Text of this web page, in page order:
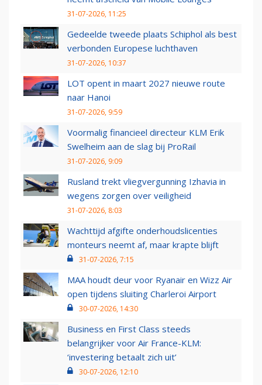
31-07-2026, 11:25
Gedeelde tweede plaats Schiphol als best
verbonden Europese luchthaven
31-07-2026, 10:37
LOT opent in maart 2027 nieuwe route
naar Hanoi
31-07-2026, 9:59
Voormalig financieel directeur KLM Erik
Swelheim aan de slag bij ProRail
31-07-2026, 9:09
Rusland trekt vliegvergunning Izhavia in
wegens zorgen over veiligheid
31-07-2026, 8:03
Wachttijd afgifte onderhoudslicenties
monteurs neemt af, maar krapte blijft
31-07-2026, 7:15
MAA houdt deur voor Ryanair en Wizz Air
open tijdens sluiting Charleroi Airport
30-07-2026, 14:30
Business en First Class steeds
belangrijker voor Air France-KLM:
‘investering betaalt zich uit’
30-07-2026, 12:10